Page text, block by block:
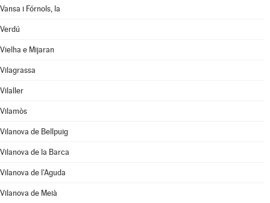
Vansa i Fórnols, la
Verdú
Vielha e Mijaran
Vilagrassa
Vilaller
Vilamòs
Vilanova de Bellpuig
Vilanova de la Barca
Vilanova de l'Aguda
Vilanova de Meià